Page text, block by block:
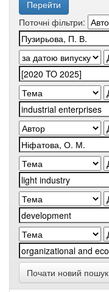
Поточні фільтри:
Почати новий пошук